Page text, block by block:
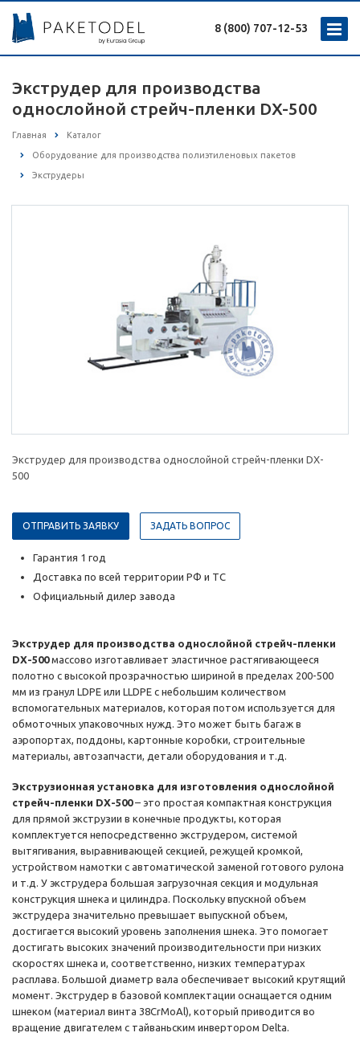
8 (800) 707-12-53
Экструдер для производства
однослойной стрейч-пленки DX-500
Главная Каталог
Оборудование для производства полиэтиленовых пакетов
Экструдеры
Экструдер для производства однослойной стрейч-пленки DX-
500
ОТПРАВИТЬ ЗАЯВКУ ЗАДАТЬ ВОПРОС
Гарантия 1 год
Доставка по всей территории РФ и ТС
Официальный дилер завода
Экструдер для производства однослойной стрейч-пленки
DX-500массово изготавливает эластичное растягивающееся
полотно с высокой прозрачностью шириной в пределах 200-500
мм из гранул LDPE или LLDPE с небольшим количеством
вспомогательных материалов, которая потом используется для
обмоточных упаковочных нужд. Это может быть багаж в
аэропортах, поддоны, картонные коробки, строительные
материалы, автозапчасти, детали оборудования и т.д.
Экструзионная установка для изготовления однослойной
стрейч-пленки DX-500– это простая компактная конструкция
для прямой экструзии в конечные продукты, которая
комплектуется непосредственно экструдером, системой
вытягивания, выравнивающей секцией, режущей кромкой,
устройством намотки с автоматической заменой готового рулона
и т.д. У экструдера большая загрузочная секция и модульная
конструкция шнека и цилиндра. Поскольку впускной объем
экструдера значительно превышает выпускной объем,
достигается высокий уровень заполнения шнека. Это помогает
достигать высоких значений производительности при низких
скоростях шнека и, соответственно, низких температурах
расплава. Большой диаметр вала обеспечивает высокий крутящий
момент. Экструдер в базовой комплектации оснащается одним
шнеком (материал винта 38CrMoAl), который приводится во
вращение двигателем с тайваньским инвертором Delta.